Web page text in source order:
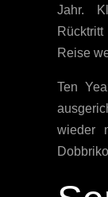
Jahr.
Reise
Ten
wieder